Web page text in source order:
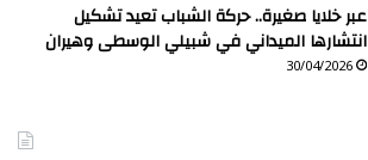
عبر خلايا صغيرة.. حركة الشباب تعيد تشكيل
انتشارها الميداني في شبيلي الوسطى وهيران
30/04/2026